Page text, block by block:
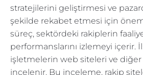
stratejilerini geliştirmesi ve
şekilde rekabet etmesi için
süreç, sektördeki rakiplerin
performanslarını izlemeyi içerir.
işletmelerin web siteleri ve diğer
incelenir. Bu inceleme, rakip